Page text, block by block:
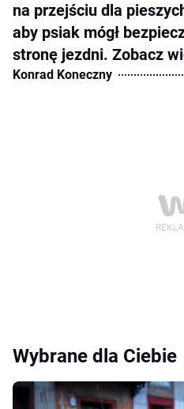
na przejściu dla
aby psiak mógł
stronę jezdni. Zobacz
Konrad Koneczny
Wybrane dla Ciebie